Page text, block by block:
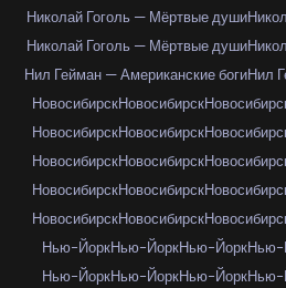
Николай Гоголь — Мёртвые души
Николай Гоголь — Мёртвые души
Нил Гейман — Американские богиНил
НовосибирскНовосибирск
НовосибирскНовосибирск
НовосибирскНовосибирск
НовосибирскНовосибирск
НовосибирскНовосибирск
Нью-ЙоркНью-ЙоркНью-ЙоркНью-
Нью-ЙоркНью-ЙоркНью-ЙоркНью-